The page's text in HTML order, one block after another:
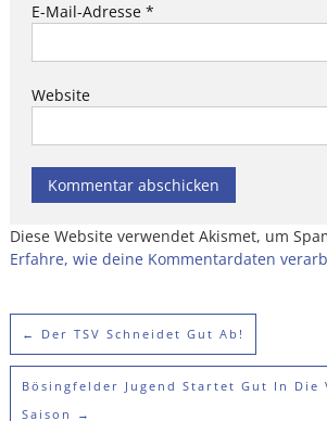
E-Mail-Adresse *
Website
Diese Website verwendet Akismet, um
Erfahre, wie deine Kommentardaten
← Der TSV Schneidet Gut Ab!
Bösingfelder Jugend Startet Gut In Die
Saison
→